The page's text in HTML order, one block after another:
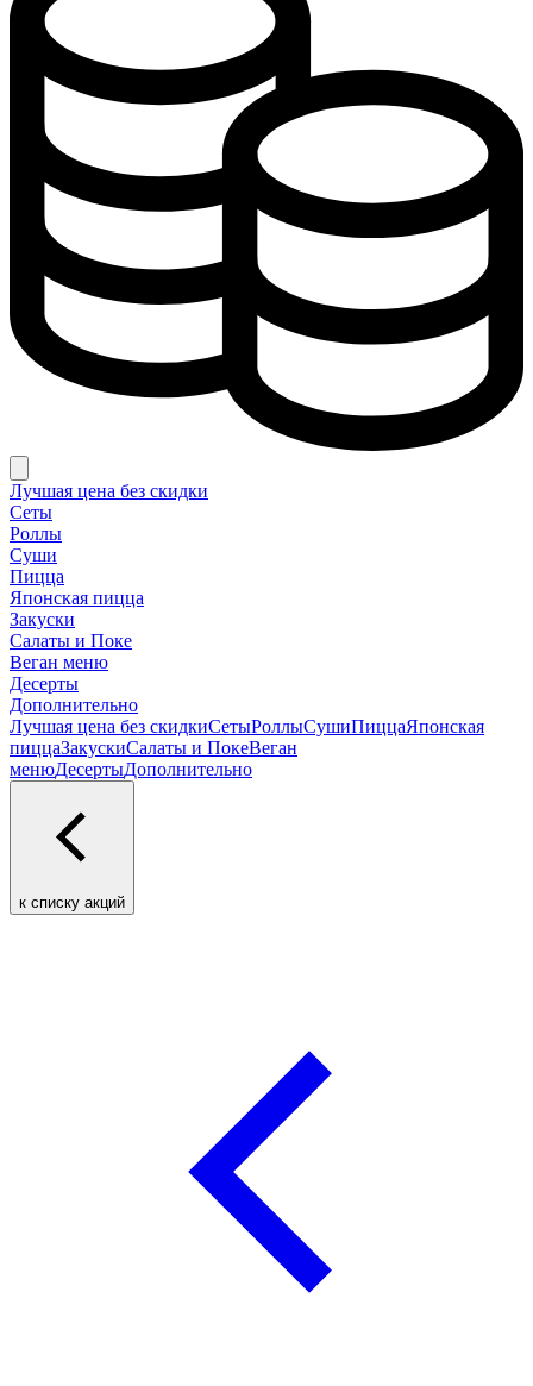
Лучшая цена без скидки
Сеты
Роллы
Суши
Пицца
Японская пицца
Закуски
Салаты и Поке
Веган меню
Десерты
Дополнительно
Лучшая цена без скидкиСетыРоллыСушиПиццаЯпонская
пиццаЗакускиСалаты и ПокеВеган
менюДесертыДополнительно
к списку акций